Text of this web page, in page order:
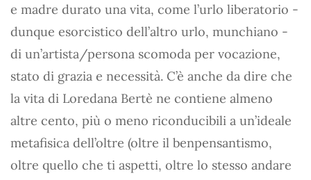
e madre durato una vita, come l’urlo liberatorio -
dunque esorcistico dell’altro urlo, munchiano -
di un’artista/persona scomoda per vocazione,
stato di grazia e necessità. C’è anche da dire che
la vita di Loredana Bertè ne contiene almeno
altre cento, più o meno riconducibili a un’ideale
metafisica dell’oltre (oltre il benpensantismo,
oltre quello che ti aspetti, oltre lo stesso andare